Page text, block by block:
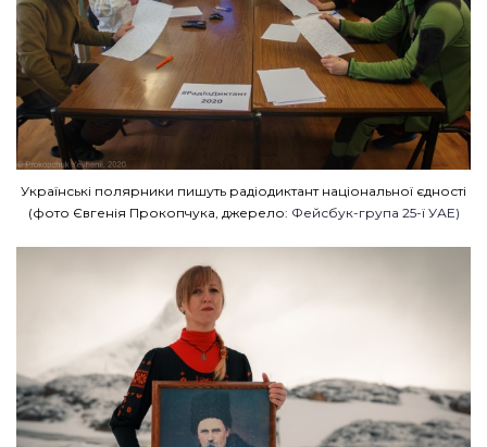
Українські полярники пишуть радіодиктант національної єдності
(фото Євгенія Прокопчука, джерело: Фейсбук-група 25-ї УАЕ)